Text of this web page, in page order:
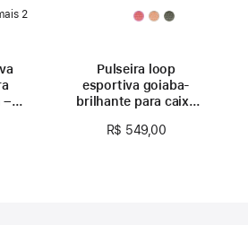
2
–
Pulseira loop
esportiva goiaba-
brilhante para caixa
R$ 549,00